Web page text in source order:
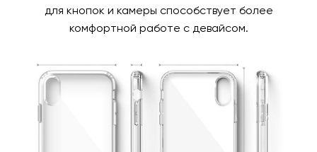
для кнопок и камеры способствует более
комфортной работе с девайсом.